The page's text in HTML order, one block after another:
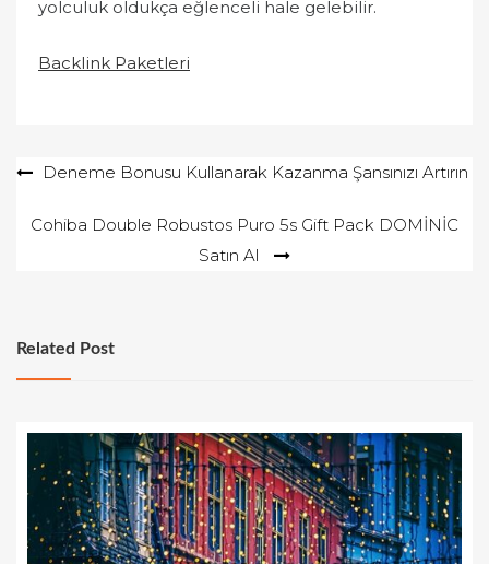
yolculuk oldukça eğlenceli hale gelebilir.
Backlink Paketleri
YazıDeneme Bonusu Kullanarak Kazanma Şansınızı Artırın
Cohiba Double Robustos Puro 5s Gift Pack DOMİNİC
Satın Al
Related Post